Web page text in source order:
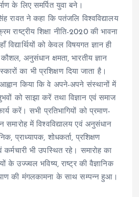
के लिए समर्पित युवा बने।
रावत ने कहा कि पतंजलि विश्वविद्यालय
राष्ट्रीय शिक्षा नीति-2020 की भावना
विद्यार्थियों को केवल विषयगत ज्ञान ही
कौशल, अनुसंधान क्षमता, भारतीय ज्ञान
का भी प्रशिक्षण दिया जाता है।
आह्वान किया कि वे अपने-अपने संस्थानों में
को साझा करें तथा विज्ञान एवं समाज
करें। सभी प्रतिभागियों को प्रमाण-
समारोह में विश्वविद्यालय एवं अनुसंधान
प्राध्यापक, शोधकर्ता, प्रशिक्षण
भी उपस्थित रहे। समारोह का
के उज्ज्वल भविष्य, राष्ट्र की वैज्ञानिक
की मंगलकामना के साथ सम्पन्न हुआ।